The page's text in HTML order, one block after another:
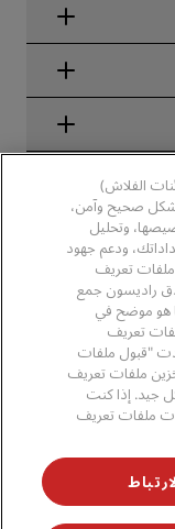
الفلاش)
صحيح وآمن،
وتحليل
ودعم جهود
ملفات تعريف
راديسون جمع
هو موضح في
تعريف
"قبول ملفات
ملفات تعريف
جيد. إذا كنت
ملفات تعريف